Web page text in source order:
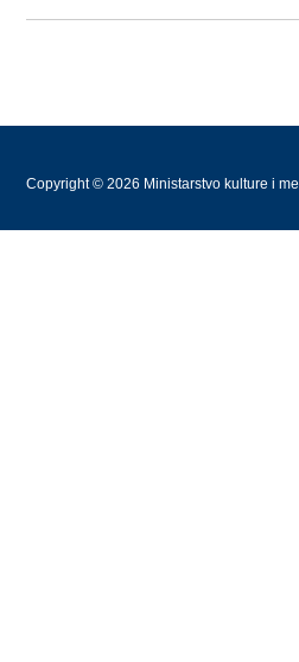
Copyright © 2026 Ministarstvo kulture i